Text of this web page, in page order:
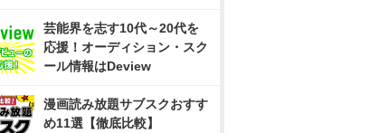
芸能界を志す10代～20代を
応援！オーディション・スク
ール情報はDeview
漫画読み放題サブスクおすす
め11選【徹底比較】